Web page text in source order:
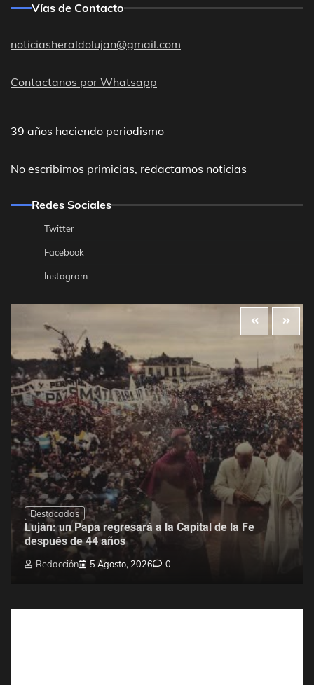
Vías de Contacto
noticiasheraldolujan@gmail.com
Contactanos por Whatsapp
39 años haciendo periodismo
No escribimos primicias, redactamos noticias
Redes Sociales
Twitter
Facebook
Instagram
Destacadas
Luján: un Papa regresará a la Capital de la Fe
después de 44 años
Redacción 5 Agosto, 2026 0